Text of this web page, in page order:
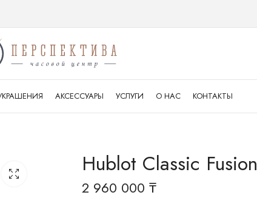
АКСЕССУАРЫ УСЛУГИ О НАС КОНТАКТЫ
Hublot Classic Fusion
2 960 000 ₸